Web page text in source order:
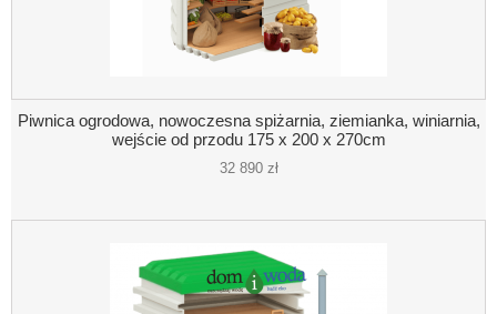
Piwnica ogrodowa, nowoczesna spiżarnia, ziemianka, winiarnia,
wejście od przodu 175 x 200 x 270cm
32 890 zł